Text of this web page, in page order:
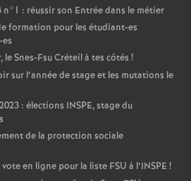
: réussir son Entrée dans le métier
formation pour les étudiant-es
Snes-Fsu Créteil à tes côtés !
sur l’année de stage et les mutations le
: élections INSPE, stage du
de la protection sociale
vote en ligne pour la liste FSU à l’INSPE !